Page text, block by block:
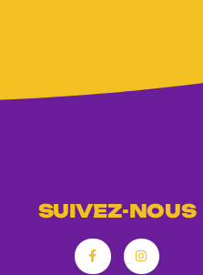
SUIVEZ-NOUS